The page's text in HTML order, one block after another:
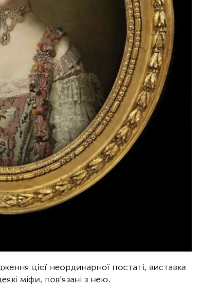
цієї неординарної постаті, виставка
міфи, пов’язані з нею.